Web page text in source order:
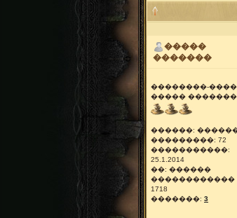
�����
�������
��������-
�����
������:
���������: 72
�����������:
25.1.2014
��: ������
������������
1718
�������: 3